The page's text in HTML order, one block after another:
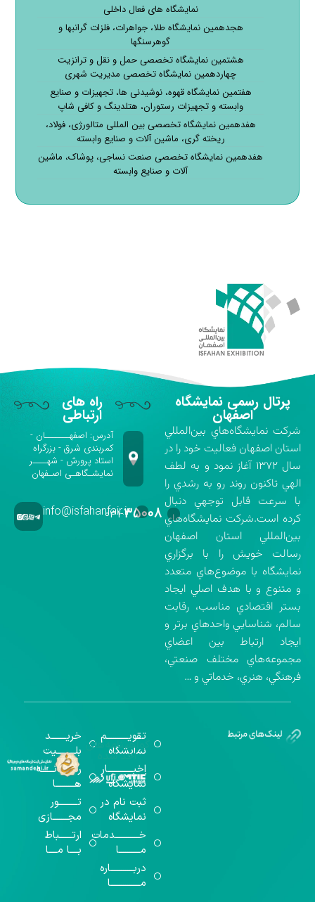
نمایشگاه های فعال داخلی
هجدهمین نمایشگاه طلا، جواهرات، فلزات گرانبها و
گوهرسنگها
هشتمین نمایشگاه تخصصی حمل و نقل و ترانزیت
چهاردهمین نمایشگاه تخصصی مدیریت شهری
هفتمین نمایشگاه قهوه، نوشیدنی ها، تجهیزات و صنایع
وابسته و تجهیزات رستوران، هتلدینگ و کافی شاپ
هفدهمین نمایشگاه تخصصی بین المللی متالورژی، فولاد،
ریخته گری، ماشین آلات و صنایع وابسته
هفدهمین نمایشگاه تخصصی صنعت نساجی، پوشاک، ماشین
آلات و صنایع وابسته
پرتال رسمی نمایشگاه
اصفهان
شركت نمايشگاه‌هاي بين‌المللي
استان اصفهان فعاليت خود را در
سال ۱۳۷۲ آغاز نمود و به لطف
الهي تاكنون روند رو به رشدي را
با سرعت قابل توجهي دنبال
كرده است.شركت نمايشگاه‌هاي
بين‌المللي استان اصفهان
رسالت خويش را با برگزاري
نمايشگاه با موضوع‌هاي متعدد
و متنوع و با هدف اصلي ايجاد
بستر اقتصادي مناسب، رقابت
سالم، شناسايي واحدهاي برتر و
ايجاد ارتباط بين اعضاي
مجموعه‌هاي مختلف صنعتي،
فرهنگي، هنري، خدماتي و …
راه های
ارتباطی
آدرس: اصفهـــــــان -
کمربندی شرق - بزرگراه
استاد پرورش - شهــــر
نمایشـگاهـی اصـفهان
۰۳۱-۳۵۰۰۸info@isfahanfair.ir
تقویــــــــــم
نمایشگاه
اخبــــــــــــار
نمایشگاه
ثبت نام در
نمایشگاه
خـــــــــــدمات
مــــــــــا
دربـــــــــــاره
مــــــــــــــا
خریـــــــد
بلـــــــــیت
رســـــانــــــه
هـــــــــا
تـــــــــور
مجـــــــازی
ارتــــــباط
بــــا مــــا
گواهینامه‌های
اخذ شده